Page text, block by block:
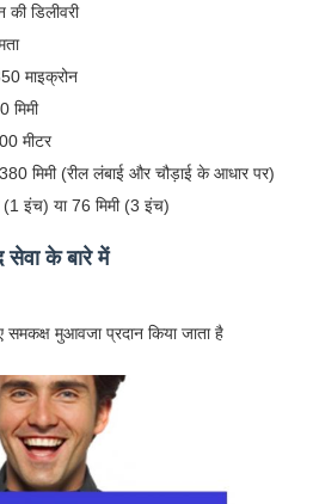
डिलीवरी
माइक्रोन
मिमी
मीटर
380 मिमी (रील लंबाई और चौड़ाई के आधार पर)
(1 इंच) या 76 मिमी (3 इंच)
सेवा के बारे में
समकक्ष मुआवजा प्रदान किया जाता है